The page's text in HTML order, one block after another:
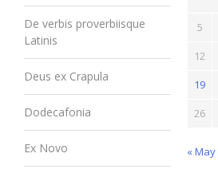
De verbis proverbiisque
Latinis
Deus ex Crapula
Dodecafonia
Ex Novo
5
12
19
26
« May